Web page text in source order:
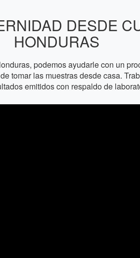
DESDE
HONDURAS
podemos ayudarle con un
tomar las muestras desde casa.
emitidos con respaldo de